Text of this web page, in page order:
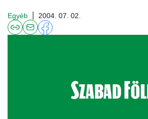
Egyéb 2004. 07. 02.